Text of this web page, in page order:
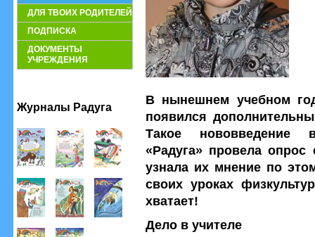
ДЛЯ ТВОИХ РОДИТЕЛЕЙ
ПОДПИСКА
ДОКУМЕНТЫ
УЧРЕЖДЕНИЯ
Журналы Радуга
В нынешнем учебном
появился
Такое нововведение
«Радуга» провела опрос
узнала их мнение по
своих уроках
хватает!
Дело в учителе